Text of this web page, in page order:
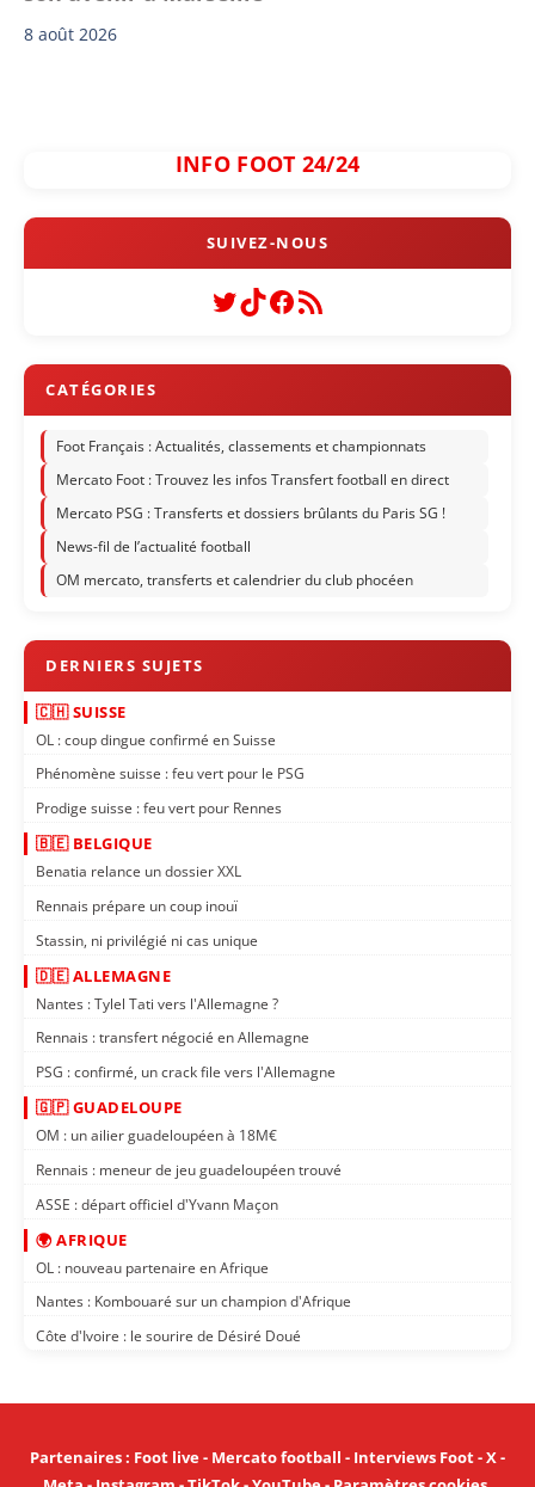
8 août 2026
INFO FOOT 24/24
Twitter
TikTok
Facebook
Flux RSS
Foot Français : Actualités, classements et championnats
Mercato Foot : Trouvez les infos Transfert football en direct
Mercato PSG : Transferts et dossiers brûlants du Paris SG !
News-fil de l’actualité football
OM mercato, transferts et calendrier du club phocéen
🇨🇭 SUISSE
OL : coup dingue confirmé en Suisse
Phénomène suisse : feu vert pour le PSG
Prodige suisse : feu vert pour Rennes
🇧🇪 BELGIQUE
Benatia relance un dossier XXL
Rennais prépare un coup inouï
Stassin, ni privilégié ni cas unique
🇩🇪 ALLEMAGNE
Nantes : Tylel Tati vers l'Allemagne ?
Rennais : transfert négocié en Allemagne
PSG : confirmé, un crack file vers l'Allemagne
🇬🇵 GUADELOUPE
OM : un ailier guadeloupéen à 18M€
Rennais : meneur de jeu guadeloupéen trouvé
ASSE : départ officiel d'Yvann Maçon
🌍 AFRIQUE
OL : nouveau partenaire en Afrique
Nantes : Kombouaré sur un champion d'Afrique
Côte d'Ivoire : le sourire de Désiré Doué
Partenaires: Foot live- Mercato football - Interviews Foot-X-